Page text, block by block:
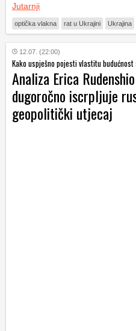
Jutarnji
optička vlakna rat u Ukrajini Ukrajina
12.07. (22:00)
Kako uspješno pojesti vlastitu
Analiza Erica
dugoročno iscrpljuje
geopolitički utjecaj